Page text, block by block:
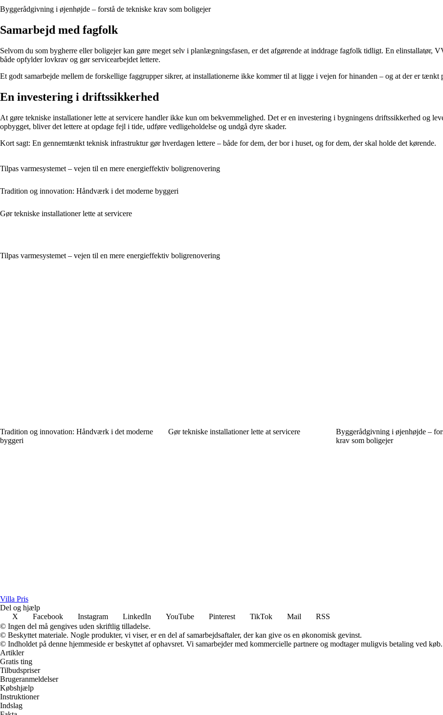
Byggerådgivning i øjenhøjde – forstå de tekniske krav som boligejer
Samarbejd med fagfolk
Selvom du som bygherre eller boligejer kan gøre meget selv i planlægningsfasen, er det afgørende at inddrage fagfolk tidligt. En elinstallatør,
både opfylder lovkrav og gør servicearbejdet lettere.
Et godt samarbejde mellem de forskellige faggrupper sikrer, at installationerne ikke kommer til at ligge i vejen for hinanden – og at der er
En investering i driftssikkerhed
At gøre tekniske installationer lette at servicere handler ikke kun om bekvemmelighed. Det er en investering i bygningens driftssikkerhed og
opbygget, bliver det lettere at opdage fejl i tide, udføre vedligeholdelse og undgå dyre skader.
Kort sagt: En gennemtænkt teknisk infrastruktur gør hverdagen lettere – både for dem, der bor i huset, og for dem, der skal holde det kørende.
Tilpas varmesystemet – vejen til en mere energieffektiv boligrenovering
Tradition og innovation: Håndværk i det moderne byggeri
Gør tekniske installationer lette at servicere
Tilpas varmesystemet – vejen til en mere energieffektiv boligrenovering
Tradition og innovation: Håndværk i det moderne
byggeri
Gør tekniske installationer lette at servicere
Byggerådgivning i øjenhøjde –
krav som boligejer
Villa Pris
Del og hjælp
X
Facebook Instagram LinkedIn YouTube Pinterest TikTok Mail
RSS
© Ingen del må gengives uden skriftlig tilladelse.
© Beskyttet materiale. Nogle produkter, vi viser, er en del af samarbejdsaftaler, der kan give os en økonomisk gevinst.
© Indholdet på denne hjemmeside er beskyttet af ophavsret. Vi samarbejder med kommercielle partnere og modtager muligvis betaling ved
Artikler
Gratis ting
Tilbudspriser
Brugeranmeldelser
Købshjælp
Instruktioner
Indslag